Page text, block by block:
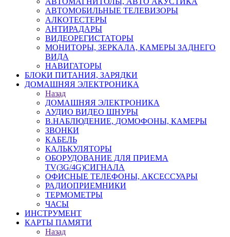
АВТОМОБИЛЬНЫЕ ТЕЛЕВИЗОРЫ
АЛКОТЕСТЕРЫ
АНТИРАДАРЫ
ВИДЕОРЕГИСТАТОРЫ
МОНИТОРЫ, ЗЕРКАЛА, КАМЕРЫ ЗАДНЕГО
ВИДА
НАВИГАТОРЫ
БЛОКИ ПИТАНИЯ, ЗАРЯДКИ
ДОМАШНЯЯ ЭЛЕКТРОНИКА
Назад
ДОМАШНЯЯ ЭЛЕКТРОНИКА
АУДИО ВИДЕО ШНУРЫ
В.НАБЛЮДЕНИЕ, ДОМОФОНЫ, КАМЕРЫ
ЗВОНКИ
КАБЕЛЬ
КАЛЬКУЛЯТОРЫ
ОБОРУДОВАНИЕ ДЛЯ ПРИЕМА
TV(3G/4G)СИГНАЛА
ОФИСНЫЕ ТЕЛЕФОНЫ, АКСЕССУАРЫ
РАДИОПРИЕМНИКИ
ТЕРМОМЕТРЫ
ЧАСЫ
ИНСТРУМЕНТ
КАРТЫ ПАМЯТИ
Назад